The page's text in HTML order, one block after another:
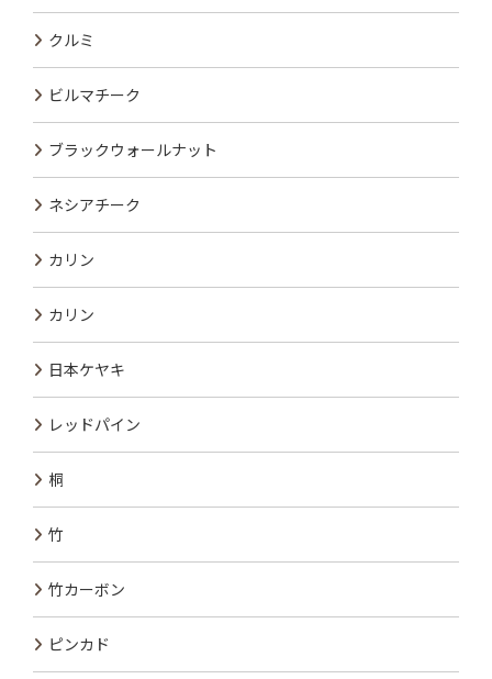
クルミ
ビルマチーク
ブラックウォールナット
ネシアチーク
カリン
カリン
日本ケヤキ
レッドパイン
桐
竹
竹カーボン
ピンカド